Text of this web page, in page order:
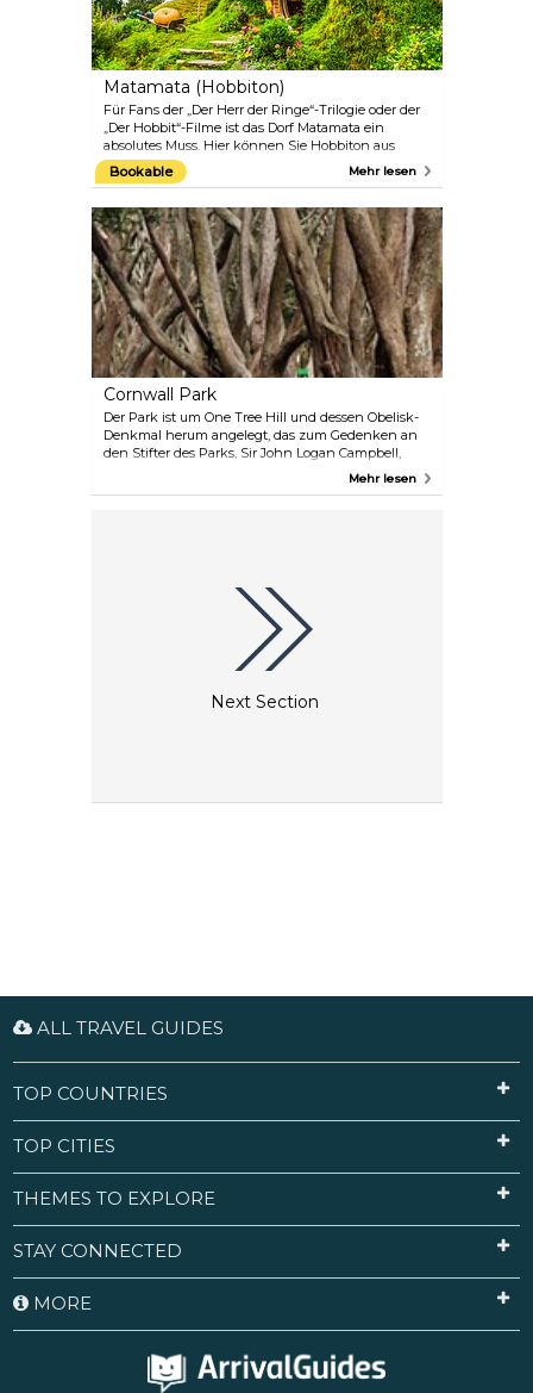
Matamata (Hobbiton)
Für Fans der „Der Herr der Ringe“-Trilogie oder der
„Der Hobbit“-Filme ist das Dorf Matamata ein
absolutes Muss. Hier können Sie Hobbiton aus
erster Hand erleben und sich für einen Moment
wie eine von Tolkiens Figuren fühlen. Das Dorf ist
Auckland entfernt, aber die Fahrt ist jede Minute
wert, und Sie können auf dem Weg dorthin
Pausen einlegen, um einfach nur die schöne und
vielfältige Landschaft Neuseelands zu bewundern.
Bookable Mehr lesen
Cornwall Park
Der Park ist um One Tree Hill und dessen Obelisk-
Denkmal herum angelegt, das zum Gedenken an
den Stifter des Parks, Sir John Logan Campbell,
errichtet wurde. Hier finden regelmäßigMehr lesen
Next Section
ALL TRAVEL GUIDES
TOP COUNTRIES
TOP CITIES
THEMES TO EXPLORE
STAY CONNECTED
MORE